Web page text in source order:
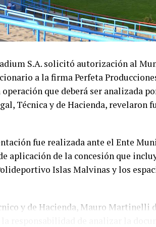
S.A. solicitó autorización al
a la firma Perfeta
que deberá ser analizada
Técnica y de Hacienda, revelaron
fue realizada ante el Ente
aplicación de la concesión que
Islas Malvinas y los
y de Hacienda, Mauro Martinelli